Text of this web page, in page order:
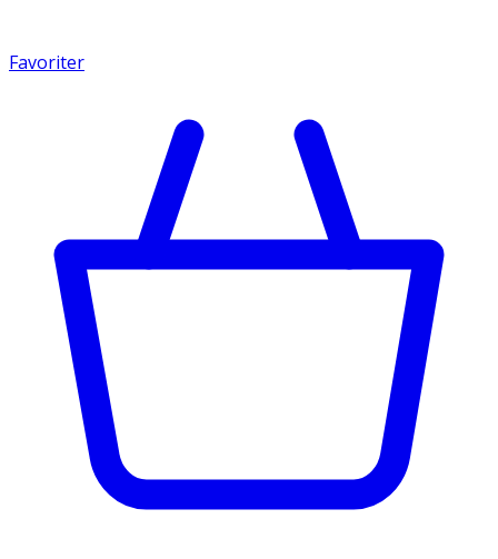
Favoriter